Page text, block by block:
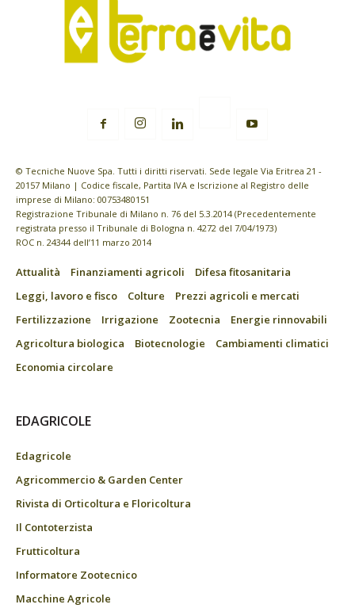
© Tecniche Nuove Spa. Tutti i diritti riservati. Sede legale Via Eritrea 21 -
20157 Milano | Codice fiscale, Partita IVA e Iscrizione al Registro delle
imprese di Milano: 00753480151
Registrazione Tribunale di Milano n. 76 del 5.3.2014 (Precedentemente
registrata presso il Tribunale di Bologna n. 4272 del 7/04/1973)
ROC n. 24344 dell’11 marzo 2014
Attualità Finanziamenti agricoli
Difesa fitosanitaria
Leggi, lavoro e fisco
Colture
Prezzi agricoli e mercati
Fertilizzazione
Irrigazione Zootecnia
Energie rinnovabili
Agricoltura biologica
Biotecnologie
Cambiamenti climatici
Economia circolare
EDAGRICOLE
Edagricole
Agricommercio & Garden Center
Rivista di Orticoltura e Floricoltura
Il Contoterzista
Frutticoltura
Informatore Zootecnico
Macchine Agricole